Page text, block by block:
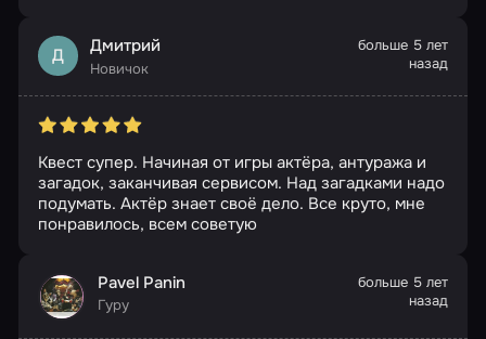
Д Дмитрий
Новичок
больше 5 лет
назад
Квест супер. Начиная от игры актёра, антуража и
загадок, заканчивая сервисом. Над загадками надо
подумать. Актёр знает своё дело. Все круто, мне
понравилось, всем советую
Pavel Panin
Гуру
больше 5 лет
назад